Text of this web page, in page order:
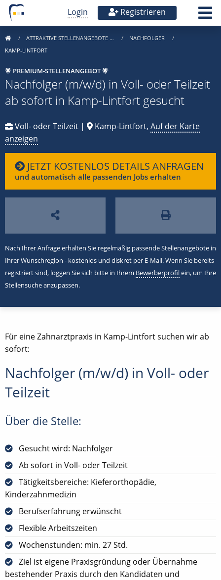
Login Registrieren
ATTRAKTIVE STELLENANGEBOTE …
NACHFOLGER
KAMP-LINTFORT
🌟 PREMIUM-STELLENANGEBOT 🌟
Nachfolger (m/w/d) in Voll- oder Teilzeit
ab sofort in Kamp-Lintfort gesucht
Voll- oder Teilzeit | Kamp-Lintfort, Auf der Karte
anzeigen
JETZT KOSTENLOS DETAILS ANFRAGEN
und automatisch alle passenden Jobs erhalten
Nach Ihrer Anfrage erhalten Sie regelmäßig passende Stellenangebote in
Ihrer Wunschregion - kostenlos und diskret per E-Mail. Wenn Sie bereits
registriert sind, loggen Sie sich bitte in Ihrem Bewerberprofilein, um Ihre
Stellensuche anzupassen.
Für eine Zahnarztpraxis in Kamp-Lintfort suchen wir ab
sofort:
Nachfolger (m/w/d) in Voll- oder
Teilzeit
Über die Stelle:
Gesucht wird: Nachfolger
Ab sofort in Voll- oder Teilzeit
Tätigkeitsbereiche: Kieferorthopädie,
Kinderzahnmedizin
Berufserfahrung erwünscht
Flexible Arbeitszeiten
Wochenstunden: min. 27 Std.
Ziel ist eigene Praxisgründung oder Übernahme
bestehender Praxis durch den Kandidaten und